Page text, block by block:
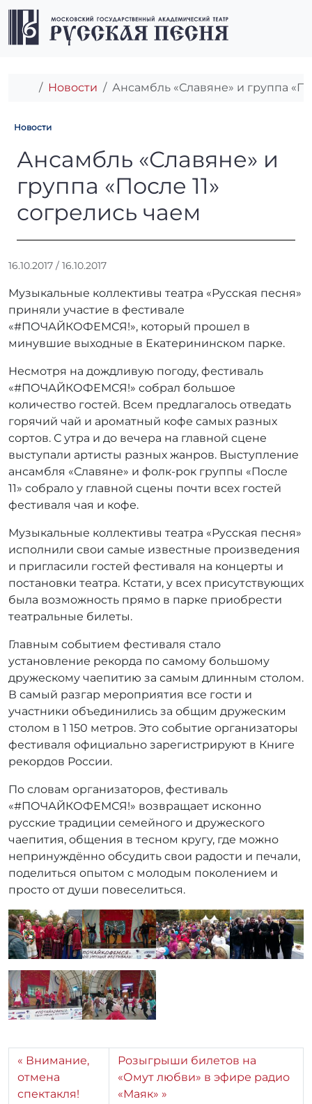
Перейти к содержимому
Перейти к футеру
Главная
Новости Ансамбль «Славяне» и группа
Новости
Ансамбль «Славяне» и
Ансамбль «Славяне» и
группа «После 11»
согрелись чаем
16.10.2017 / 16.10.2017
т
о
р
r
r
_
a
d
m
i
n
Музыкальные коллективы театра «Русская песня»
приняли участие в фестивале
«#ПОЧАЙКОФЕМСЯ!», который прошел в
минувшие выходные в Екатерининском парке.
Несмотря на дождливую погоду, фестиваль
«#ПОЧАЙКОФЕМСЯ!» собрал большое
количество гостей. Всем предлагалось отведать
горячий чай и ароматный кофе самых разных
сортов. С утра и до вечера на главной сцене
выступали артисты разных жанров. Выступление
ансамбля «Славяне» и фолк-рок группы «После
11» собрало у главной сцены почти всех гостей
фестиваля чая и кофе.
Музыкальные коллективы театра «Русская песня»
исполнили свои самые известные произведения
и пригласили гостей фестиваля на концерты и
постановки театра. Кстати, у всех присутствующих
была возможность прямо в парке приобрести
театральные билеты.
Главным событием фестиваля стало
установление рекорда по самому большому
дружескому чаепитию за самым длинным столом.
В самый разгар мероприятия все гости и
участники объединились за общим дружеским
столом в 1 150 метров. Это событие организаторы
фестиваля официально зарегистрируют в Книге
рекордов России.
По словам организаторов, фестиваль
«#ПОЧАЙКОФЕМСЯ!» возвращает исконно
русские традиции семейного и дружеского
чаепития, общения в тесном кругу, где можно
непринуждённо обсудить свои радости и печали,
поделиться опытом с молодым поколением и
просто от души повеселиться.
Внимание,
отмена
спектакля!
Розыгрыши билетов на
«Омут любви» в эфире радио
«Маяк»